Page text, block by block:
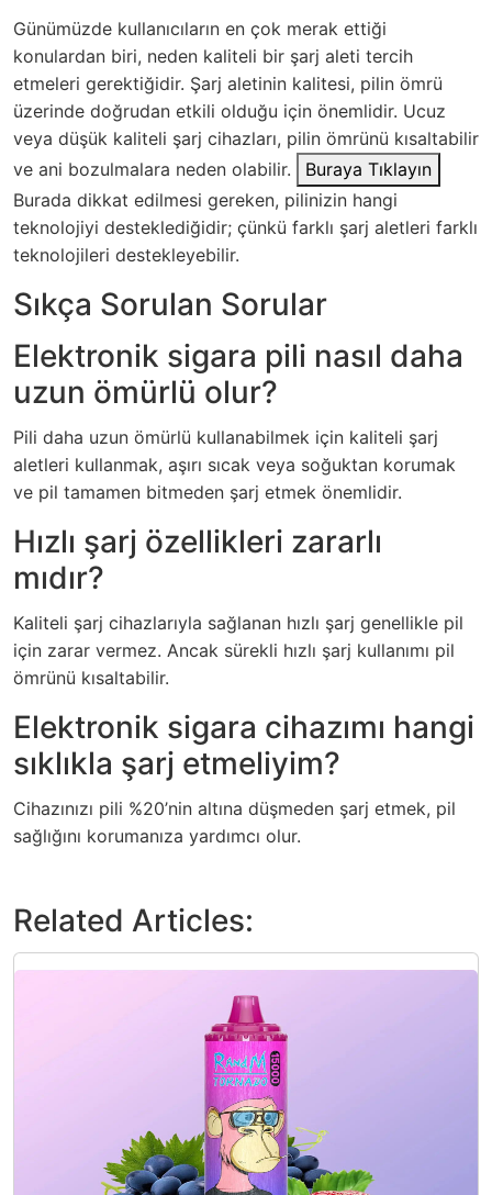
Günümüzde kullanıcıların en çok merak ettiği
konulardan biri, neden kaliteli bir şarj aleti tercih
etmeleri gerektiğidir. Şarj aletinin kalitesi, pilin ömrü
üzerinde doğrudan etkili olduğu için önemlidir. Ucuz
veya düşük kaliteli şarj cihazları, pilin ömrünü kısaltabilir
ve ani bozulmalara neden olabilir.
Buraya Tıklayın
Burada dikkat edilmesi gereken, pilinizin hangi
teknolojiyi desteklediğidir; çünkü farklı şarj aletleri farklı
teknolojileri destekleyebilir.
Sıkça Sorulan Sorular
Elektronik sigara pili nasıl daha
uzun ömürlü olur?
Pili daha uzun ömürlü kullanabilmek için kaliteli şarj
aletleri kullanmak, aşırı sıcak veya soğuktan korumak
ve pil tamamen bitmeden şarj etmek önemlidir.
Hızlı şarj özellikleri zararlı
mıdır?
Kaliteli şarj cihazlarıyla sağlanan hızlı şarj genellikle pil
için zarar vermez. Ancak sürekli hızlı şarj kullanımı pil
ömrünü kısaltabilir.
Elektronik sigara cihazımı hangi
sıklıkla şarj etmeliyim?
Cihazınızı pili %20’nin altına düşmeden şarj etmek, pil
sağlığını korumanıza yardımcı olur.
Related Articles: